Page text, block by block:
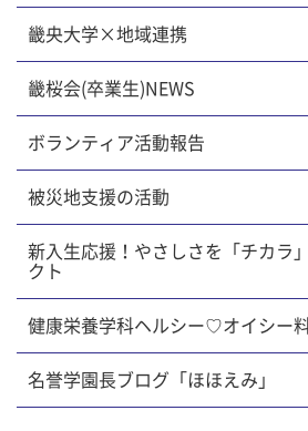
畿央大学×地域連携
畿桜会(卒業生)NEWS
ボランティア活動報告
被災地支援の活動
新入生応援！やさしさを「チカラ
クト
健康栄養学科ヘルシー♡オイシー
名誉学園長ブログ「ほほえみ」